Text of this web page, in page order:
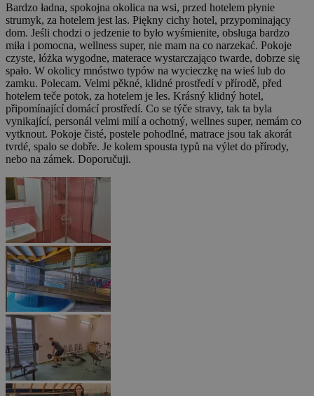
Bardzo ładna, spokojna okolica na wsi, przed hotelem płynie
strumyk, za hotelem jest las. Piękny cichy hotel, przypominający
dom. Jeśli chodzi o jedzenie to było wyśmienite, obsługa bardzo
miła i pomocna, wellness super, nie mam na co narzekać. Pokoje
czyste, łóżka wygodne, materace wystarczająco twarde, dobrze się
spało. W okolicy mnóstwo typów na wycieczkę na wieś lub do
zamku. Polecam. Velmi pěkné, klidné prostředí v přírodě, před
hotelem teče potok, za hotelem je les. Krásný klidný hotel,
připomínající domácí prostředí. Co se týče stravy, tak ta byla
vynikající, personál velmi milí a ochotný, wellnes super, nemám co
vytknout. Pokoje čisté, postele pohodlné, matrace jsou tak akorát
tvrdé, spalo se dobře. Je kolem spousta typů na výlet do přírody,
nebo na zámek. Doporučuji.